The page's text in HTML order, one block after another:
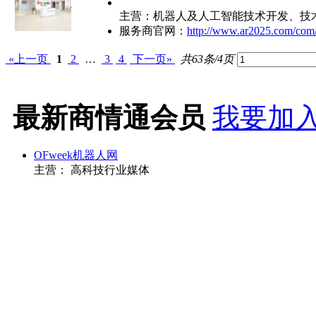
主营：机器人及人工智能技术开发、
服务商官网： http://www.ar2025.com/
«上一页 1 2 … 3 4 下一页» 共63条/4页
最新商情通会员 我要加
OFweek机器人网
主营： 高科技行业媒体